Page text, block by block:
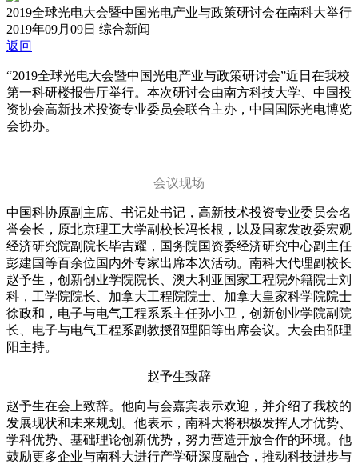
2019全球光电大会暨中国光电产业与政策研讨会在南科大举行
2019年09月09日 综合新闻
返回
“2019全球光电大会暨中国光电产业与政策研讨会”近日在我校
第一科研楼报告厅举行。本次研讨会由南方科技大学、中国投
资协会高新技术投资专业委员会联合主办，中国国际光电博览
会协办。
会议现场
中国科协原副主席、书记处书记，高新技术投资专业委员会名
誉会长，原北京理工大学副校长冯长根，以及国家发改委宏观
经济研究院副院长毕吉耀，国务院国资委经济研究中心副主任
彭建国等百余位国内外专家出席本次活动。南科大代理副校长
赵予生，创新创业学院院长、澳大利亚国家工程院外籍院士刘
科，工学院院长、加拿大工程院院士、加拿大皇家科学院院士
徐政和，电子与电气工程系系主任孙小卫，创新创业学院副院
长、电子与电气工程系副教授邵理阳等出席会议。大会由邵理
阳主持。
赵予生致辞
赵予生在会上致辞。他向与会嘉宾表示欢迎，并介绍了我校的
发展现状和未来规划。他表示，南科大将积极发挥人才优势、
学科优势、基础理论创新优势，努力营造开放合作的环境。他
鼓励更多企业与南科大进行产学研深度融合，推动科技进步与